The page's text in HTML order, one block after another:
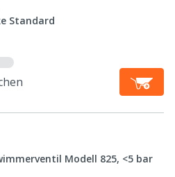
Standard
Modell 825, <5 bar